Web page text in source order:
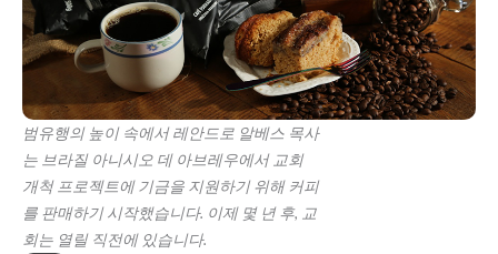
범유행의 높이 속에서 레안드로 알베스 목사
는 브라질 아니시오 데 아브레우에서 교회
개척 프로젝트에 기금을 지원하기 위해 커피
를 판매하기 시작했습니다. 이제 몇 년 후, 교
회는 열릴 직전에 있습니다.